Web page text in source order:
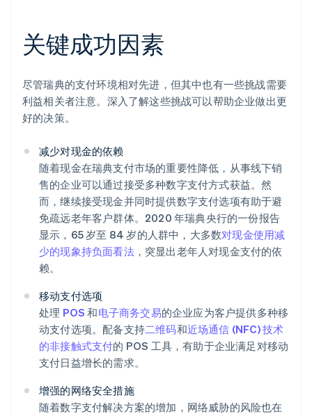
关键成功因素
尽管瑞典的支付环境相对先进，但其中也有一些挑战需要
利益相关者注意。深入了解这些挑战可以帮助企业做出更
好的决策。
减少对现金的依赖
随着现金在瑞典支付市场的重要性降低，从事线下销
售的企业可以通过接受多种数字支付方式获益。然
而，继续接受现金并同时提供数字支付选项有助于避
免疏远老年客户群体。2020 年瑞典央行的一份报告
显示，65 岁至 84 岁的人群中，大多数对现金使用减
少的现象持负面看法，突显出老年人对现金支付的依
赖。
移动支付选项
处理 POS 和电子商务交易的企业应为客户提供多种移
动支付选项。配备支持二维码和近场通信 (NFC) 技术
的非接触式支付的 POS 工具，有助于企业满足对移动
支付日益增长的需求。
增强的网络安全措施
随着数字支付解决方案的增加，网络威胁的风险也在